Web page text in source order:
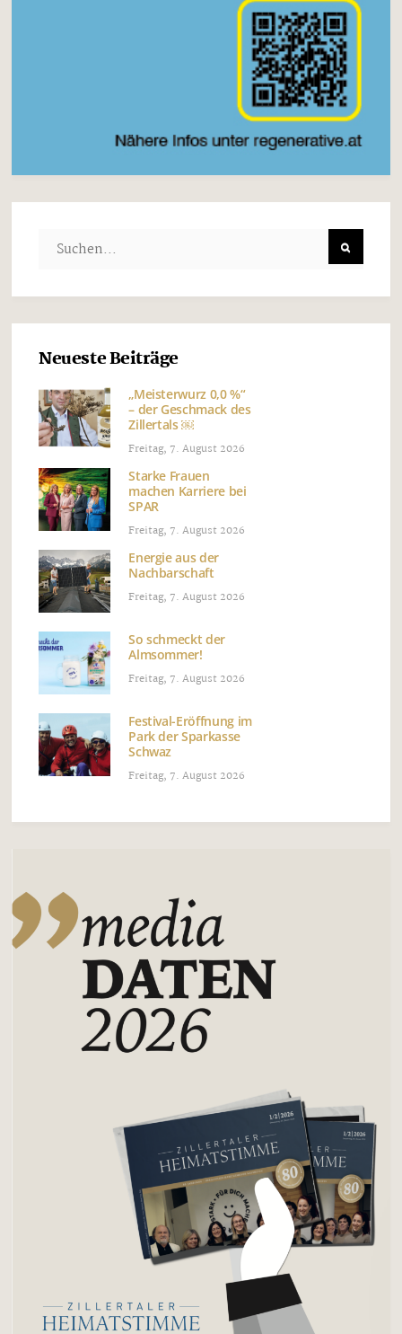
Neueste Beiträge
„Meisterwurz 0,0 %“
– der Geschmack des
Zillertals ￼
Freitag, 7. August 2026
Starke Frauen
machen Karriere bei
SPAR
Freitag, 7. August 2026
Energie aus der
Nachbarschaft
Freitag, 7. August 2026
So schmeckt der
Almsommer!
Freitag, 7. August 2026
Festival-Eröffnung im
Park der Sparkasse
Schwaz
Freitag, 7. August 2026